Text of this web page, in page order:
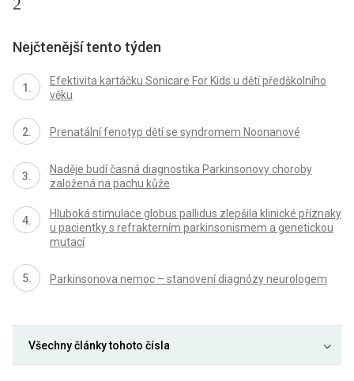
Nejčtenější tento týden
Efektivita kartáčku Sonicare For Kids u dětí předškolního
věku
Prenatální fenotyp dětí se syndromem Noonanové
Naděje budí časná diagnostika Parkinsonovy choroby
založená na pachu kůže
Hluboká stimulace globus pallidus zlepšila klinické příznaky
u pacientky s refrakterním parkinsonismem a genetickou
mutací
Parkinsonova nemoc – stanovení diagnózy neurologem
Všechny články tohoto čísla